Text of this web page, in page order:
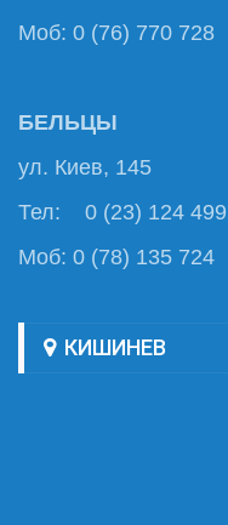
Моб: 0 (76) 770 728
БЕЛЬЦЫ
ул. Киев, 145
Тел: 0 (23) 124 499
Моб: 0 (78) 135 724
КИШИНЕВ